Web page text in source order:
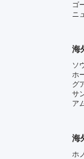
ゴ
ニ
海
ソ
ホ
グ
サ
ア
海
ホ